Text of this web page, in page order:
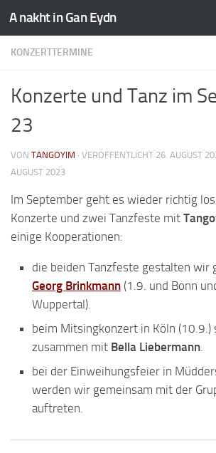
A nakht in Gan Eydn
KONZERTTERMINE
Konzerte und Tanz im
23
VON TANGOYIM · VERÖFFENTLICHT 26. AUGUST
AUGUST 2023
Im September geht es wieder richtig
Konzerte und zwei Tanzfeste mit
einige Kooperationen:
die beiden Tanzfeste gestalten wir
Georg Brinkmann (1.9. und Bonn
Wuppertal).
beim Mitsingkonzert in Köln (10.9.)
zusammen mit Bella Liebermann.
bei der Einweihungsfeier in
werden wir gemeinsam mit der
auftreten.